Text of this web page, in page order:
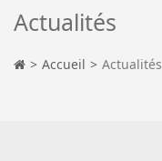
Actualités
Accueil Actualités